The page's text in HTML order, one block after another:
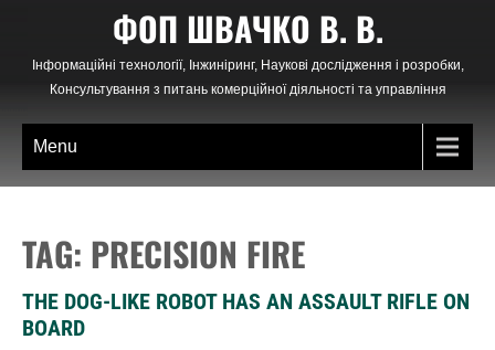
content
ФОП ШВАЧКО В. В.
Інформаційні технології, Інжиніринг, Наукові дослідження і розробки,
Консультування з питань комерційної діяльності та управління
Menu
TAG: PRECISION FIRE
THE DOG-LIKE ROBOT HAS AN ASSAULT RIFLE ON
BOARD